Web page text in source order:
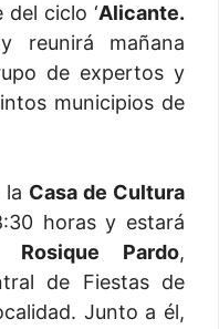
ciclo ‘Alicante.
reunirá mañana
de expertos y
municipios de
la Casa de Cultura
horas y estará
Rosique Pardo,
de Fiestas de
Junto a él,